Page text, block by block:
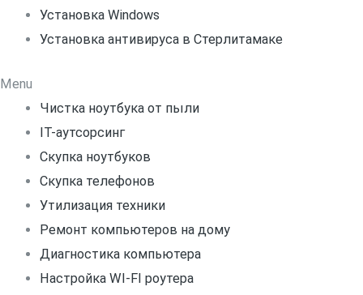
Установка Windows
Установка антивируса в Стерлитамаке
Menu
Чистка ноутбука от пыли
IT-аутсорсинг
Скупка ноутбуков
Скупка телефонов
Утилизация техники
Ремонт компьютеров на дому
Диагностика компьютера
Настройка WI-FI роутера